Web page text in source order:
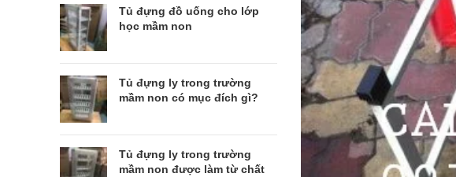
Tủ đựng đồ uống cho lớp
học mầm non
Tủ đựng ly trong trường
mầm non có mục đích gì?
Tủ đựng ly trong trường
mầm non được làm từ chất